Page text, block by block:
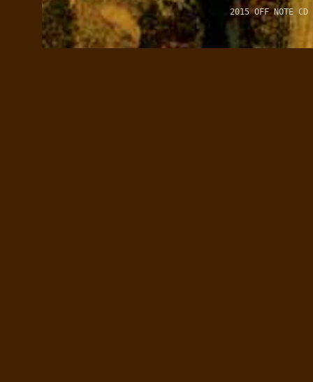
2015 OFF NOTE CD